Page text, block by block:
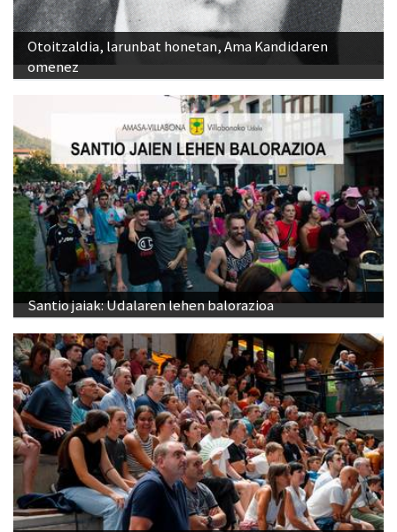
Otoitzaldia, larunbat honetan, Ama Kandidaren
omenez
Santio jaiak: Udalaren lehen balorazioa